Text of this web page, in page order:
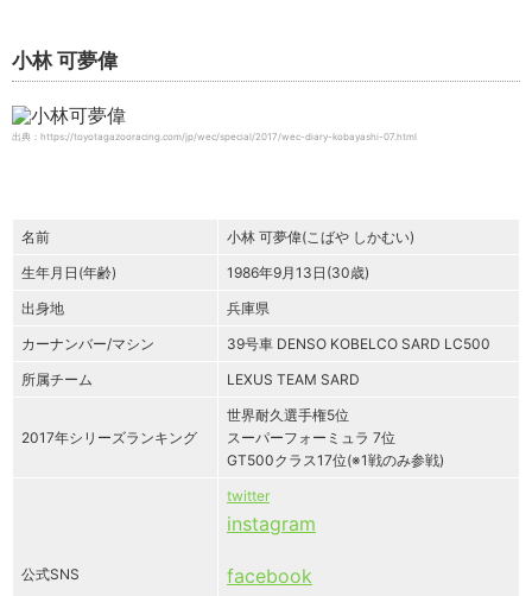
小林 可夢偉
出典：https://toyotagazooracing.com/jp/wec/special/2017/wec-diary-kobayashi-07.html
名前
小林 可夢偉(こばや しかむい)
生年月日(年齢)
1986年9月13日(30歳)
出身地
兵庫県
カーナンバー/マシン
39号車 DENSO KOBELCO SARD LC500
所属チーム
LEXUS TEAM SARD
2017年シリーズランキング
世界耐久選手権5位
スーパーフォーミュラ 7位
GT500クラス17位(※1戦のみ参戦)
公式SNS
twitter
instagram
facebook